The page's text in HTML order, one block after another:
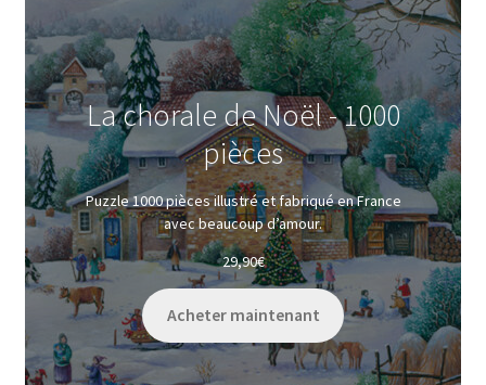
La chorale de Noël - 1000
pièces
Puzzle 1000 pièces illustré et fabriqué en France
avec beaucoup d’amour.
29,90€
Acheter maintenant